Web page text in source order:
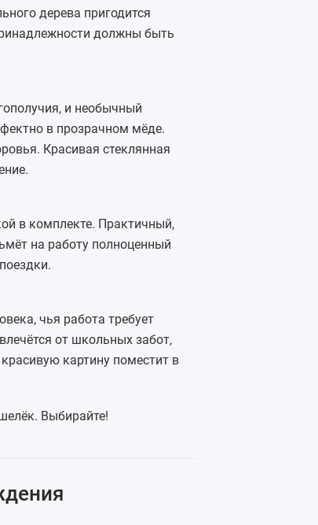
дерева пригодится
должны быть
и необычный
в прозрачном мёде.
Красивая стеклянная
в комплекте. Практичный,
на работу полноценный
чья работа требует
от школьных забот,
картину поместит в
Выбирайте!